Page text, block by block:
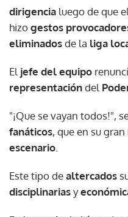
dirigencia luego de que el
hizogestos
eliminadosde la liga
El jefe del equipo
representacióndel
"¡Que se vayan todos!",
fanáticos, que en su
escenario
Este tipo dealtercados
disciplinariasy